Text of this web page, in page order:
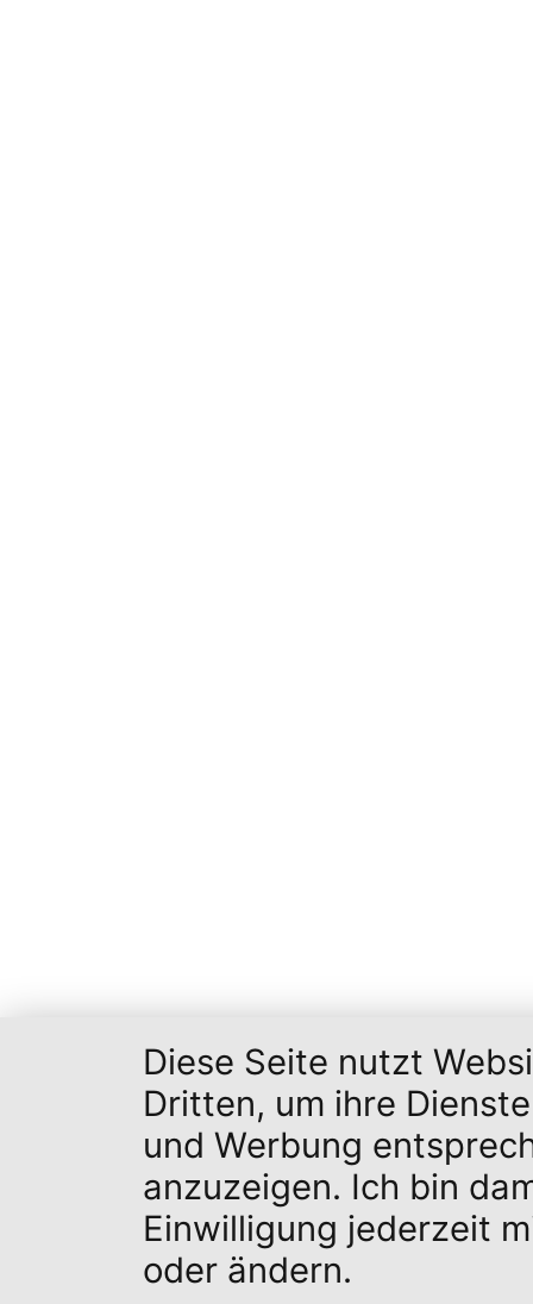
Diese Seite nutzt
Dritten, um ihre
und Werbung
anzuzeigen. Ich bin
Einwilligung jederzeit
oder ändern.